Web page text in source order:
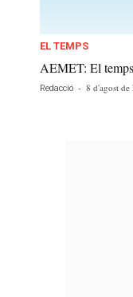
EL TEMPS
AEMET: El
Redacció - 8 d'agost de